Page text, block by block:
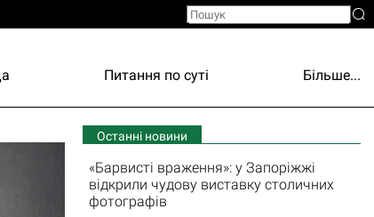
Питання по суті Більше...
Останні новини
«Барвисті враження»: у Запоріжжі
відкрили чудову виставку столичних
фотографів